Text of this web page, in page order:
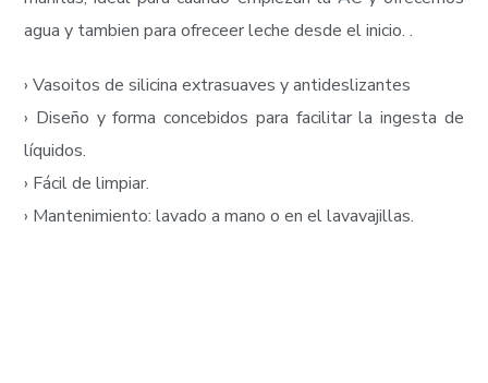
agua y tambien para ofreceer leche desde el inicio. .
› Vasoitos de silicina extrasuaves y antideslizantes
› Diseño y forma concebidos para facilitar la ingesta de
líquidos.
› Fácil de limpiar.
› Mantenimiento: lavado a mano o en el lavavajillas.